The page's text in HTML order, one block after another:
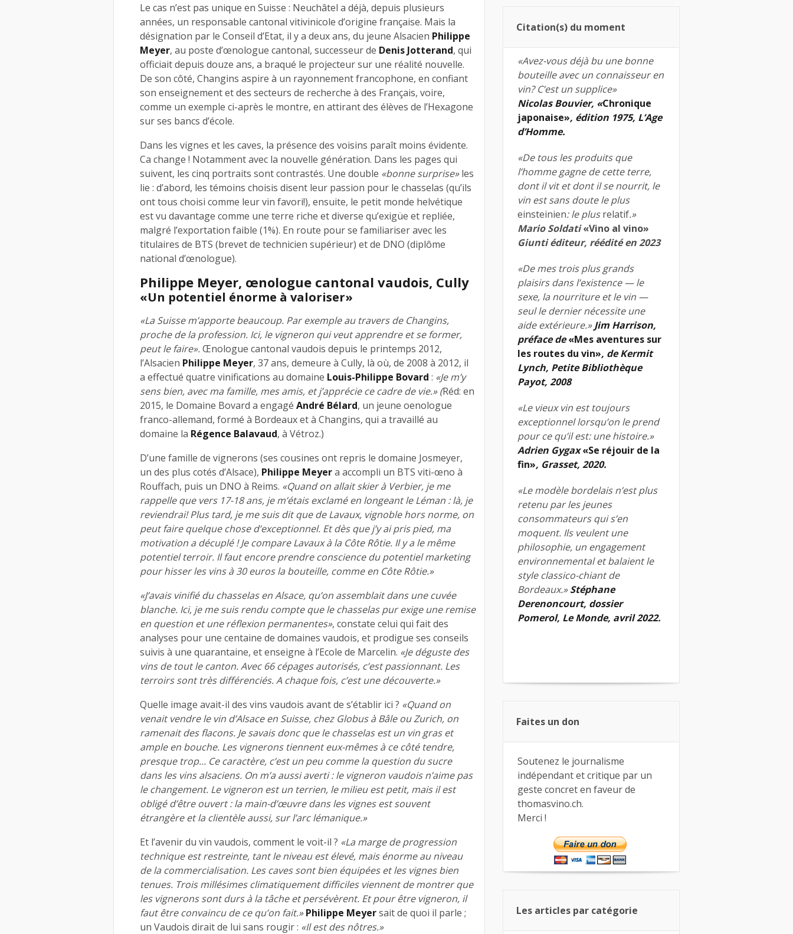
Le cas n’est pas unique en Suisse : Neuchâtel a déjà, depuis plusieurs
années, un responsable cantonal vitivinicole d’origine française. Mais la
désignation par le Conseil d’Etat, il y a deux ans, du jeune Alsacien Philippe
Meyer, au poste d’œnologue cantonal, successeur de Denis Jotterand, qui
officiait depuis douze ans, a braqué le projecteur sur une réalité nouvelle.
De son côté, Changins aspire à un rayonnement francophone, en confiant
son enseignement et des secteurs de recherche à des Français, voire,
comme un exemple ci-après le montre, en attirant des élèves de l’Hexagone
sur ses bancs d’école.
Dans les vignes et les caves, la présence des voisins paraît moins évidente.
Ca change ! Notamment avec la nouvelle génération. Dans les pages qui
suivent, les cinq portraits sont contrastés. Une double «bonne surprise»les
lie : d’abord, les témoins choisis disent leur passion pour le chasselas (qu’ils
ont tous choisi comme leur vin favori!), ensuite, le petit monde helvétique
est vu davantage comme une terre riche et diverse qu’exigüe et repliée,
malgré l’exportation faible (1%). En route pour se familiariser avec les
titulaires de BTS (brevet de technicien supérieur) et de DNO (diplôme
national d’œnologue).
Philippe Meyer, œnologue cantonal vaudois, Cully
«Un potentiel énorme à valoriser»
«La Suisse m’apporte beaucoup. Par exemple au travers de Changins,
proche de la profession. Ici, le vigneron qui veut apprendre et se former,
peut le faire».Œnologue cantonal vaudois depuis le printemps 2012,
l’Alsacien Philippe Meyer, 37 ans, demeure à Cully, là où, de 2008 à 2012, il
a effectué quatre vinifications au domaine Louis-Philippe Bovard : «Je m’y
sens bien, avec ma famille, mes amis, et j’apprécie ce cadre de vie.» (Réd: en
2015, le Domaine Bovard a engagé André Bélard, un jeune oenologue
franco-allemand, formé à Bordeaux et à Changins, qui a travaillé au
domaine la Régence Balavaud, à Vétroz.)
D’une famille de vignerons (ses cousines ont repris le domaine Josmeyer,
un des plus cotés d’Alsace), Philippe Meyera accompli un BTS viti-œno à
Rouffach, puis un DNO à Reims. «Quand on allait skier à Verbier, je me
rappelle que vers 17-18 ans, je m’étais exclamé en longeant le Léman : là, je
reviendrai! Plus tard, je me suis dit que de Lavaux, vignoble hors norme, on
peut faire quelque chose d’exceptionnel. Et dès que j’y ai pris pied, ma
motivation a décuplé ! Je compare Lavaux à la Côte Rôtie. Il y a le même
potentiel terroir. Il faut encore prendre conscience du potentiel marketing
pour hisser les vins à 30 euros la bouteille, comme en Côte Rôtie.»
«J’avais vinifié du chasselas en Alsace, qu’on assemblait dans une cuvée
blanche. Ici, je me suis rendu compte que le chasselas pur exige une remise
en question et une réflexion permanentes», constate celui qui fait des
analyses pour une centaine de domaines vaudois, et prodigue ses conseils
suivis à une quarantaine, et enseigne à l’Ecole de Marcelin. «Je déguste des
vins de tout le canton. Avec 66 cépages autorisés, c’est passionnant. Les
terroirs sont très différenciés. A chaque fois, c’est une découverte.»
Quelle image avait-il des vins vaudois avant de s’établir ici ? «Quand on
venait vendre le vin d’Alsace en Suisse, chez Globus à Bâle ou Zurich, on
ramenait des flacons. Je savais donc que le chasselas est un vin gras et
ample en bouche. Les vignerons tiennent eux-mêmes à ce côté tendre,
presque trop… Ce caractère, c’est un peu comme la question du sucre
dans les vins alsaciens. On m’a aussi averti : le vigneron vaudois n’aime pas
le changement. Le vigneron est un terrien, le milieu est petit, mais il est
obligé d’être ouvert : la main-d’œuvre dans les vignes est souvent
étrangère et la clientèle aussi, sur l’arc lémanique.»
Et l’avenir du vin vaudois, comment le voit-il ? «La marge de progression
technique est restreinte, tant le niveau est élevé, mais énorme au niveau
de la commercialisation. Les caves sont bien équipées et les vignes bien
tenues. Trois millésimes climatiquement difficiles viennent de montrer que
les vignerons sont durs à la tâche et persévèrent. Et pour être vigneron, il
faut être convaincu de ce qu’on fait.» Philippe Meyersait de quoi il parle ;
un Vaudois dirait de lui sans rougir : «Il est des nôtres.»
Citation(s) du moment
«Avez-vous déjà bu une bonne
bouteille avec un connaisseur en
vin? C’est un supplice»
Nicolas Bouvier, «Chronique
japonaise», édition 1975, L’Age
d’Homme.
«De tous les produits que
l’homme gagne de cette terre,
dont il vit et dont il se nourrit, le
vin est sans doute le plus
einsteinien: le plusrelatif.»
Mario Soldati«Vino al vino»
Giunti éditeur, réédité en 2023
«De mes trois plus grands
plaisirs dans l’existence — le
sexe, la nourriture et le vin —
seul le dernier nécessite une
aide extérieure.»Jim Harrison,
préface de«Mes aventures sur
les routes du vin», de Kermit
Lynch, Petite Bibliothèque
Payot, 2008
«Le vieux vin est toujours
exceptionnel lorsqu’on le prend
pour ce qu’il est: une histoire.»
Adrien Gygax«Se réjouir de la
fin», Grasset, 2020.
«Le modèle bordelais n’est plus
retenu par les jeunes
consommateurs qui s’en
moquent. Ils veulent une
philosophie, un engagement
environnemental et balaient le
style classico-chiant de
Bordeaux.»Stéphane
Derenoncourt, dossier
Pomerol, Le Monde, avril 2022.
Faites un don
Soutenez le journalisme
indépendant et critique par un
geste concret en faveur de
thomasvino.ch.
Merci !
Les articles par catégorie